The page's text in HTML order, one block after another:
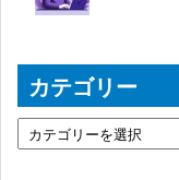
カテゴリー